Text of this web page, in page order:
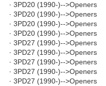
· 3PD20 (1990-)-->Openers
· 3PD20 (1990-)-->Openers
· 3PD20 (1990-)-->Openers
· 3PD20 (1990-)-->Openers
· 3PD27 (1990-)-->Openers
· 3PD27 (1990-)-->Openers
· 3PD27 (1990-)-->Openers
· 3PD27 (1990-)-->Openers
· 3PD27 (1990-)-->Openers